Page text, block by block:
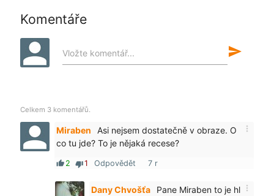
Komentáře
Vložte komentář... send
Celkem 3 komentářů.
Miraben more_vert
Asi nejsem dostatečně v obraze. O
co tu jde? To je nějaká recese?
thumb_up 2 thumb_down1 Odpovědět 7 r
Dany Chvošťa more_vert
Pane Miraben to je hl